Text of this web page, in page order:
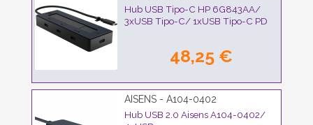
Hub USB Tipo-C HP 6G843AA/
3xUSB Tipo-C/ 1xUSB Tipo-C PD
48,25 €
AISENS - A104-0402
Hub USB 2.0 Aisens A104-0402/